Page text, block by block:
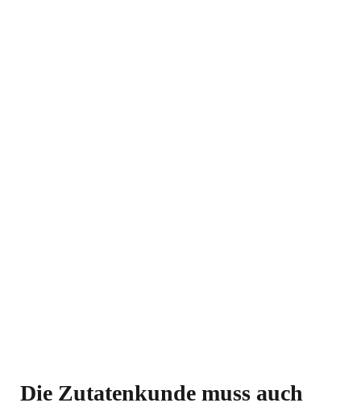
Die Zutatenkunde muss auch